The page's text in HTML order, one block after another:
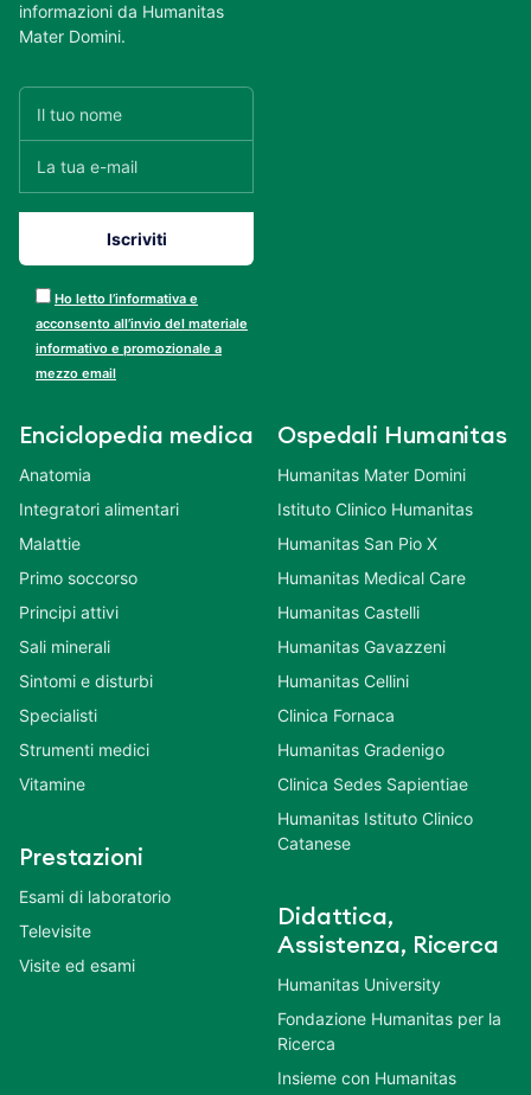
informazioni da Humanitas
Mater Domini.
Ho letto l’informativa e
acconsento all’invio del materiale
informativo e promozionale a
mezzo email
Enciclopedia medica
Anatomia
Integratori alimentari
Malattie
Primo soccorso
Principi attivi
Sali minerali
Sintomi e disturbi
Specialisti
Strumenti medici
Vitamine
Prestazioni
Esami di laboratorio
Televisite
Visite ed esami
Ospedali Humanitas
Humanitas Mater Domini
Istituto Clinico Humanitas
Humanitas San Pio X
Humanitas Medical Care
Humanitas Castelli
Humanitas Gavazzeni
Humanitas Cellini
Clinica Fornaca
Humanitas Gradenigo
Clinica Sedes Sapientiae
Humanitas Istituto Clinico
Catanese
Didattica,
Assistenza, Ricerca
Humanitas University
Fondazione Humanitas per la
Ricerca
Insieme con Humanitas